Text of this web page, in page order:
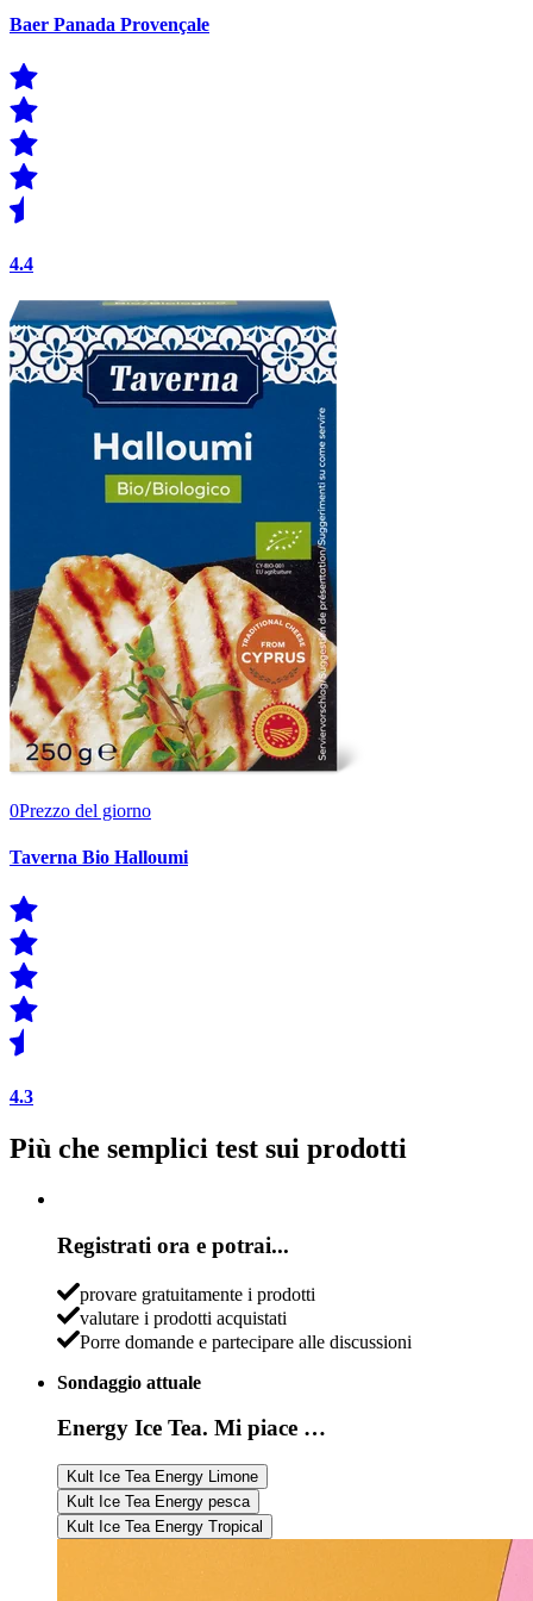
Baer Panada Provençale
4.4
0Prezzo del giorno
Taverna Bio Halloumi
4.3
Più che semplici test sui prodotti
Registrati ora e potrai...
provare gratuitamente i prodotti
valutare i prodotti acquistati
Porre domande e partecipare alle discussioni
Sondaggio attuale
Energy Ice Tea. Mi piace …
Kult Ice Tea Energy Limone
Kult Ice Tea Energy pesca
Kult Ice Tea Energy Tropical